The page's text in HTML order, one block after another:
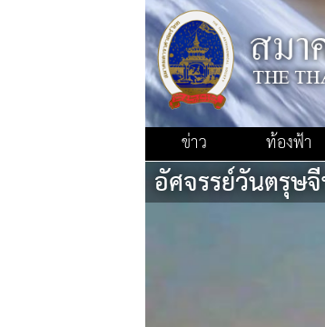
ข่าว ท้องฟ้า
อัศจรรย์วันตรุษ